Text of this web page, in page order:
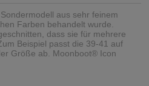
aus sehr feinem
Farben behandelt wurde.
dass sie für mehrere
Beispiel passt die 39-41 auf
Größe ab. Moonboot® Icon